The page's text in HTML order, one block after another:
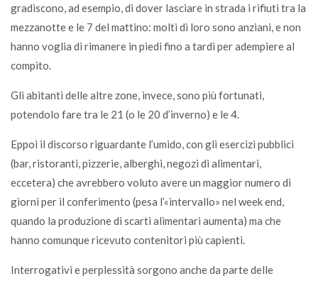
gradiscono, ad esempio, di dover lasciare in strada i rifiuti tra la
mezzanotte e le 7 del mattino: molti di loro sono anziani, e non
hanno voglia di rimanere in piedi fino a tardi per adempiere al
compito.
Gli abitanti delle altre zone, invece, sono più fortunati,
potendolo fare tra le 21 (o le 20 d’inverno) e le 4.
Eppoi il discorso riguardante l’umido, con gli esercizi pubblici
(bar, ristoranti, pizzerie, alberghi, negozi di alimentari,
eccetera) che avrebbero voluto avere un maggior numero di
giorni per il conferimento (pesa l’«intervallo» nel week end,
quando la produzione di scarti alimentari aumenta) ma che
hanno comunque ricevuto contenitori più capienti.
Interrogativi e perplessità sorgono anche da parte delle